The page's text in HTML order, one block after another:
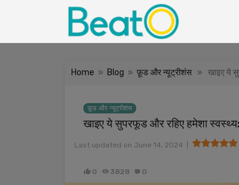
Home » Blog » फ़ूड और न्यूट्रीशंस» खाइए ये
फ़ूड और न्यूट्रीशंस
खाइए ये सुपरफूड और रहिए हमेशा
Last updated on June 14, 2024
0 3828 0